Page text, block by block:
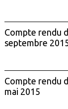
Compte rendu
septembre
Compte rendu
mai 2015